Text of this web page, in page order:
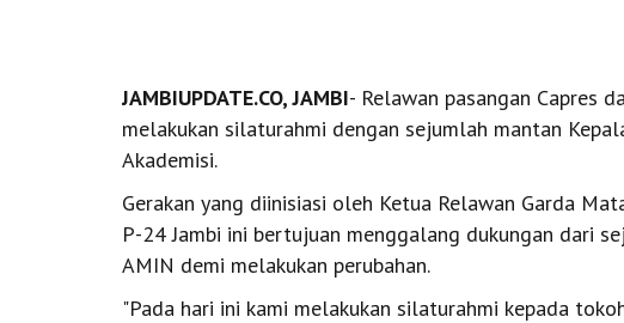
JAMBIUPDATE.CO, JAMBI- Relawan pasangan Capres
melakukan silaturahmi dengan sejumlah mantan
Akademisi.
Gerakan yang diinisiasi oleh Ketua Relawan Garda
P-24 Jambi ini bertujuan menggalang dukungan dari
AMIN demi melakukan perubahan.
"Pada hari ini kami melakukan silaturahmi kepada